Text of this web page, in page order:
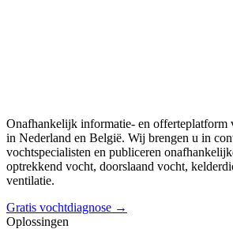
Onafhankelijk informatie- en offerteplatform
in Nederland en België. Wij brengen u in
vochtspecialisten en publiceren
optrekkend vocht, doorslaand vocht,
ventilatie.
Gratis vochtdiagnose →
Oplossingen